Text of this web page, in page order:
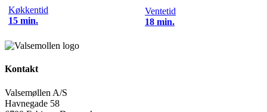
Køkkentid
15 min.
Ventetid
18 min.
Kontakt
Valsemøllen A/S
Havnegade 58